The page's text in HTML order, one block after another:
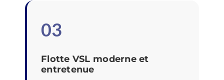
03
Flotte VSL moderne et
entretenue